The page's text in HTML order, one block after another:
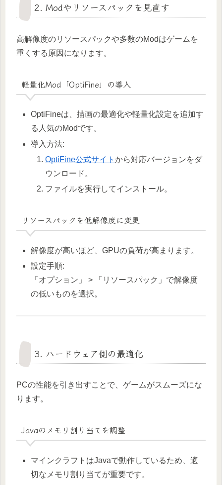
2. Modやリソースパックを見直す
高解像度のリソースパックや多数のModはゲームを
重くする原因になります。
軽量化Mod「OptiFine」の導入
OptiFineは、描画の最適化や軽量化設定を追加す
る人気のModです。
導入方法:
OptiFine公式サイトから対応バージョンをダ
ウンロード。
ファイルを実行してインストール。
リソースパックを低解像度に変更
解像度が高いほど、GPUの負荷が高まります。
設定手順:
「オプション」 > 「リソースパック」で解像度
の低いものを選択。
3. ハードウェア側の最適化
PCの性能を引き出すことで、ゲームがスムーズにな
ります。
Javaのメモリ割り当てを調整
マインクラフトはJavaで動作しているため、適
切なメモリ割り当てが重要です。